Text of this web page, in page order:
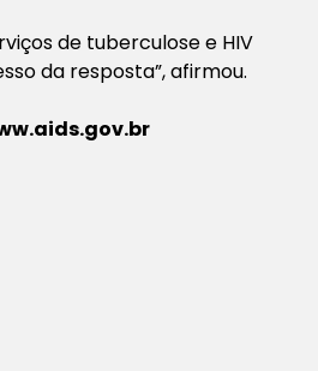
de tuberculose e HIV
da resposta”, afirmou.